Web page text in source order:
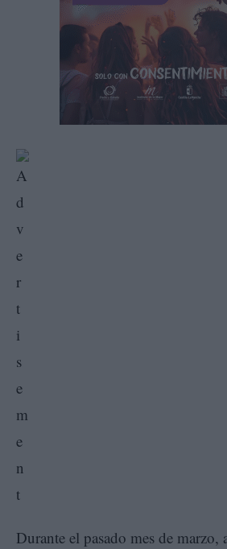
Durante el pasado mes de marzo,